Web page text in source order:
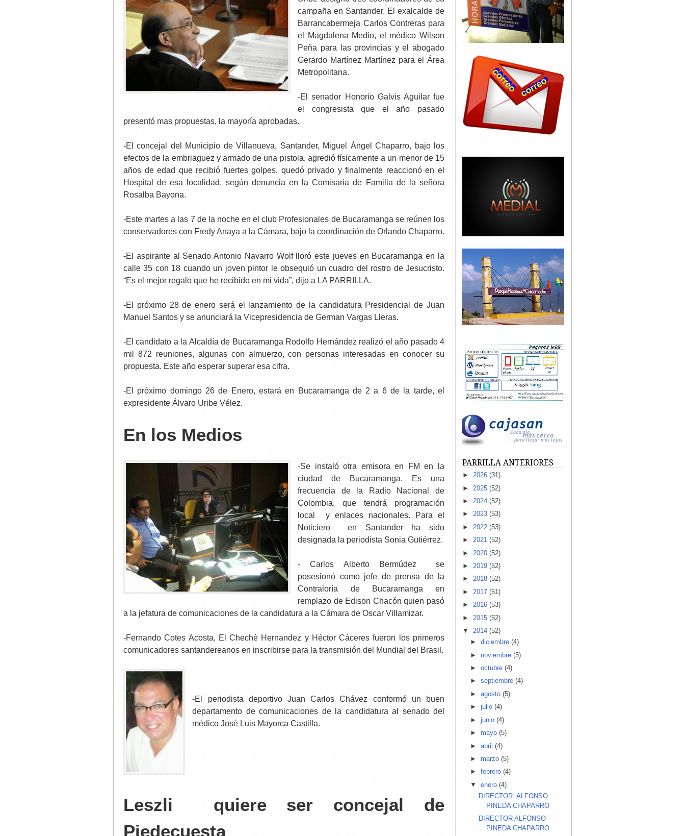
campaña en Santander. El exalcalde de
Barrancabermeja Carlos Contreras para
el Magdalena Medio, el médico Wilson
Peña para las provincias y el abogado
Gerardo Martínez Martínez para el Área
Metropolitana.
-El senador Honorio Galvis Aguilar fue
el congresista que el año pasado
presentó mas propuestas, la mayoría aprobadas.
-El concejal del Municipio de Villanueva, Santander, Miguel Ángel Chaparro, bajo los
efectos de la embriaguez y armado de una pistola, agredió físicamente a un menor de 15
años de edad que recibió fuertes golpes, quedó privado y finalmente reaccionó en el
Hospital de esa localidad, según denuncia en la Comisaria de Familia de la señora
Rosalba Bayona.
-Este martes a las 7 de la noche en el club Profesionales de Bucaramanga se reúnen los
conservadores con Fredy Anaya a la Cámara, bajo la coordinación de Orlando Chaparro.
-El aspirante al Senado Antonio Navarro Wolf lloró este jueves en Bucaramanga en la
calle 35 con 18 cuando un joven pintor le obsequió un cuadro del rostro de Jesucristo.
“Es el mejor regalo que he recibido en mi vida”, dijo a LA PARRILLA.
-El próximo 28 de enero será el lanzamiento de la candidatura Presidencial de Juan
Manuel Santos y se anunciará la Vicepresidencia de German Vargas Lleras.
-El candidato a la Alcaldía de Bucaramanga Rodolfo Hernández realizó el año pasado 4
mil 872 reuniones, algunas con almuerzo, con personas interesadas en conocer su
propuesta. Este año esperar superar esa cifra.
-El próximo domingo 26 de Enero, estará en Bucaramanga de 2 a 6 de la tarde, el
expresidente Álvaro Uribe Vélez.
En los Medios
-Se instaló otra emisora en FM en la
ciudad de Bucaramanga. Es una
frecuencia de la Radio Nacional de
Colombia, que tendrá programación
local y enlaces nacionales. Para el
Noticiero en Santander ha sido
designada la periodista Sonia Gutiérrez.
- Carlos Alberto Bermúdez se
posesionó como jefe de prensa de la
Contraloría de Bucaramanga en
remplazo de Edison Chacón quien pasó
a la jefatura de comunicaciones de la candidatura a la Cámara de Oscar Villamizar.
-Fernando Cotes Acosta, El Chechè Hernandez y Héctor Cáceres fueron los primeros
comunicadores santandereanos en inscribirse para la transmisión del Mundial del Brasil.
-El periodista deportivo Juan Carlos Chávez conformó un buen
departamento de comunicaciones de la candidatura al senado del
médico José Luis Mayorca Castilla.
Leszli quiere ser concejal de
Piedecuesta
PARRILLA ANTERIORES
► 2026 (31)
► 2025 (52)
► 2024 (52)
► 2023 (53)
► 2022 (53)
► 2021 (52)
► 2020 (52)
► 2019 (52)
► 2018 (52)
► 2017 (51)
► 2016 (53)
► 2015 (52)
▼ 2014 (52)
►diciembre (4)
►noviembre (5)
►octubre (4)
►septiembre (4)
►agosto (5)
►julio (4)
►junio (4)
►mayo (5)
►abril (4)
►marzo (5)
►febrero (4)
▼enero (4)
DIRECTOR: ALFONSO
PINEDA CHAPARRO
DIRECTOR ALFONSO
PINEDA CHAPARRO